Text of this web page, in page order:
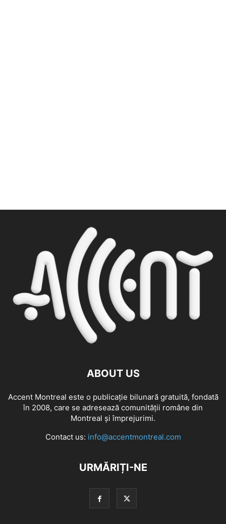
ABOUT US
Accent Montreal este o publicație bilunară gratuită, fondată
în 2008, care se adresează comunităţii române din
Montreal şi împrejurimi.
Contact us: info@accentmontreal.com
URMĂRIȚI-NE